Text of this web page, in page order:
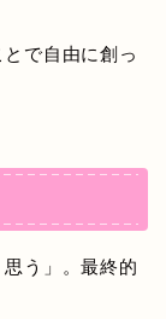
で自由に創っ
思う」。最終的